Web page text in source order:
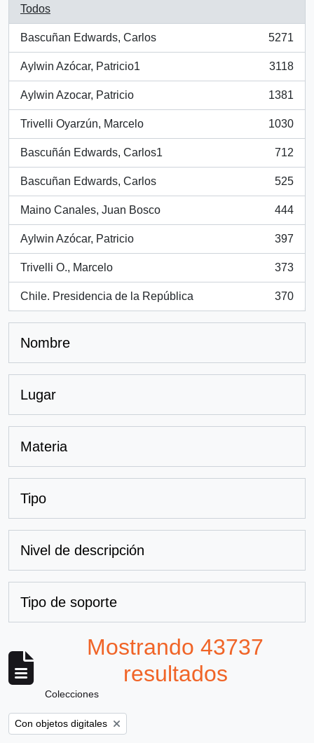
Todos
Bascuñan Edwards, Carlos
, 5271 resultados
5271
Aylwin Azócar, Patricio1
, 3118 resultados
3118
Aylwin Azocar, Patricio
, 1381 resultados
1381
Trivelli Oyarzún, Marcelo
, 1030 resultados
1030
Bascuñán Edwards, Carlos1
, 712 resultados
712
Bascuñan Edwards, Carlos
, 525 resultados
525
Maino Canales, Juan Bosco
, 444 resultados
444
Aylwin Azócar, Patricio
, 397 resultados
397
Trivelli O., Marcelo
, 373 resultados
373
Chile. Presidencia de la República
, 370 resultados
370
Nombre
Lugar
Materia
Tipo
Nivel de descripción
Tipo de soporte
Mostrando 43737
resultados
Colecciones
Remove filter:
Con objetos digitales